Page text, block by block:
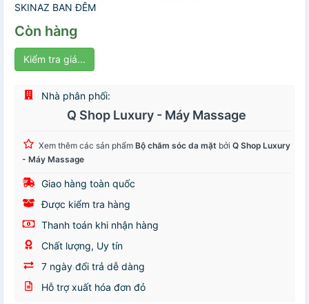
SKINAZ BAN ĐÊM
Còn hàng
Kiểm tra giá...
Nhà phân phối:
Q Shop Luxury - Máy Massage
Xem thêm các sản phẩm Bộ chăm sóc da mặt bởi Q Shop Luxury
- Máy Massage
Giao hàng toàn quốc
Được kiểm tra hàng
Thanh toán khi nhận hàng
Chất lượng, Uy tín
7 ngày đổi trả dễ dàng
Hỗ trợ xuất hóa đơn đỏ